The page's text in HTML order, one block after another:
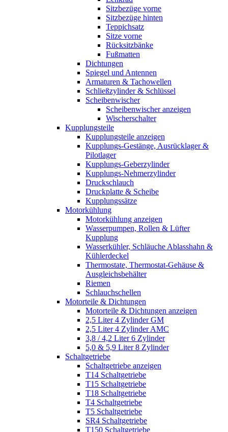
Sitzbezüge vorne
Sitzbezüge hinten
Teppichsatz
Sitze vorne
Rücksitzbänke
Fußmatten
Dichtungen
Spiegel und Antennen
Armaturen & Tachowellen
Schließzylinder & Schlüssel
Scheibenwischer
Scheibenwischer anzeigen
Wischerschalter
Kupplungsteile
Kupplungsteile anzeigen
Kupplungs-Gestänge, Ausrücklager &
Pilotlager
Kupplungs-Geberzylinder
Kupplungs-Nehmerzylinder
Druckschlauch
Druckplatte & Scheibe
Kupplungssätze
Motorkühlung
Motorkühlung anzeigen
Wasserpumpen, Rollen & Lüfter
Kupplung
Wasserkühler, Schläuche Ablasshahn &
Kühlerdeckel
Thermostate, Thermostat-Gehäuse &
Ausgleichsbehälter
Riemen
Schlauchschellen
Motorteile & Dichtungen
Motorteile & Dichtungen anzeigen
2,5 Liter 4 Zylinder GM
2,5 Liter 4 Zylinder AMC
3,8 / 4,2 Liter 6 Zylinder
5,0 & 5,9 Liter 8 Zylinder
Schaltgetriebe
Schaltgetriebe anzeigen
T14 Schaltgetriebe
T15 Schaltgetriebe
T18 Schaltgetriebe
T4 Schaltgetriebe
T5 Schaltgetriebe
SR4 Schaltgetriebe
T150 Schaltgetriebe